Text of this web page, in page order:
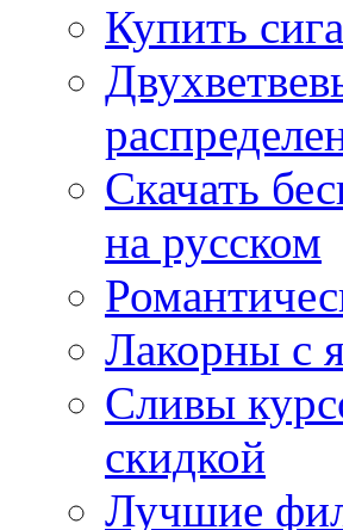
Купить
Скачать
на русском
Лакорны с
Сливы
скидкой
Лучшие